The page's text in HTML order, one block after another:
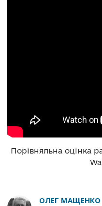
Порівняльна оцінка
ОЛЕГ МАЩЕНКО